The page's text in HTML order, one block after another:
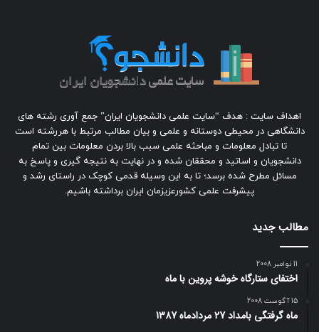
اهداف سایت : هدف “سایت علمی دانشجویان ایران” جمع آوری رشته های
دانشگاهی در محیطی دوستانه و علمی و بیان مطالب مرتبط با هررشته است
تا تبادل معلومات و مباحثه علمی سبب بالا بردن معلومات بین تمام
دانشجویان و اساتید و محققان شده و در نهایت به نتیجه گیری و پاسخ به
مسائل مطرح شده برسد؛ تا به این وسیله قدمی کوچک در راستای رشد و
پیشرفت علمی کشورعزیزمان ایران برداشته باشیم.
مطالب جدید
11 نوامبر 2008
اختفای ستارگاه خوشه پروین با ماه
15 آگوست 2008
ماه گرفتگی بامداد 27 مردادماه 1387